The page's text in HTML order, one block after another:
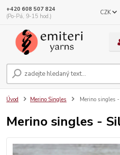
CZK
+420 608 507 824
(Po-Pá, 9-15 hod.)
Úvod Merino Singles Merino singles
Merino singles -